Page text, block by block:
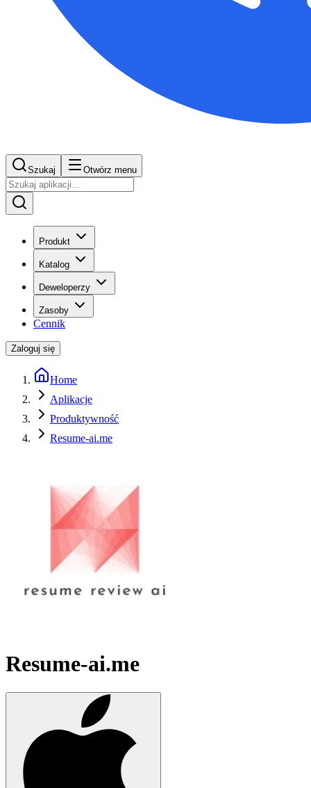
Szukaj Otwórz menu
Produkt
Katalog
Deweloperzy
Zasoby
Cennik
Zaloguj się
Home
Aplikacje
Produktywność
Resume-ai.me
Resume-ai.me